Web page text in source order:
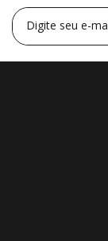
R$
Digite seu e-